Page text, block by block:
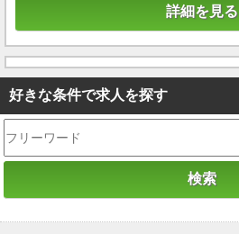
詳細を見る
好きな条件で求人を探す